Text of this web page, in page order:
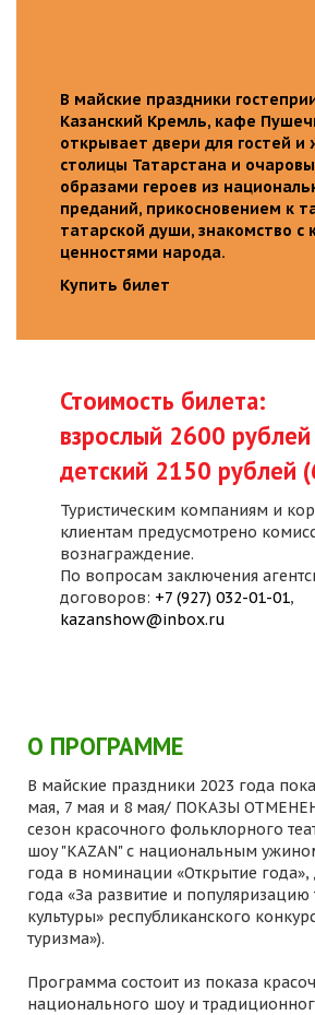
В майские праздники
Казанский Кремль, кафе
открывает двери для гостей и
столицы Татарстана и
образами героев из
преданий, прикосновением к
татарской души, знакомство с
ценностями народа.
Купить билет
Стоимость билета:
взрослый 2600 рублей
детский 2150 рублей
Туристическим компаниям и
клиентам предусмотрено
вознаграждение.
По вопросам заключения
договоров: +7 (927) 032-01-01,
kazanshow@inbox.ru
О ПРОГРАММЕ
В майские праздники 2023 года
мая, 7 мая и 8 мая/ ПОКАЗЫ
сезон красочного фольклорного
шоу "KAZAN" с национальным
года в номинации «Открытие
года «За развитие и популяризацию
культуры» республиканского
туризма»).
Программа состоит из показа
национального шоу и